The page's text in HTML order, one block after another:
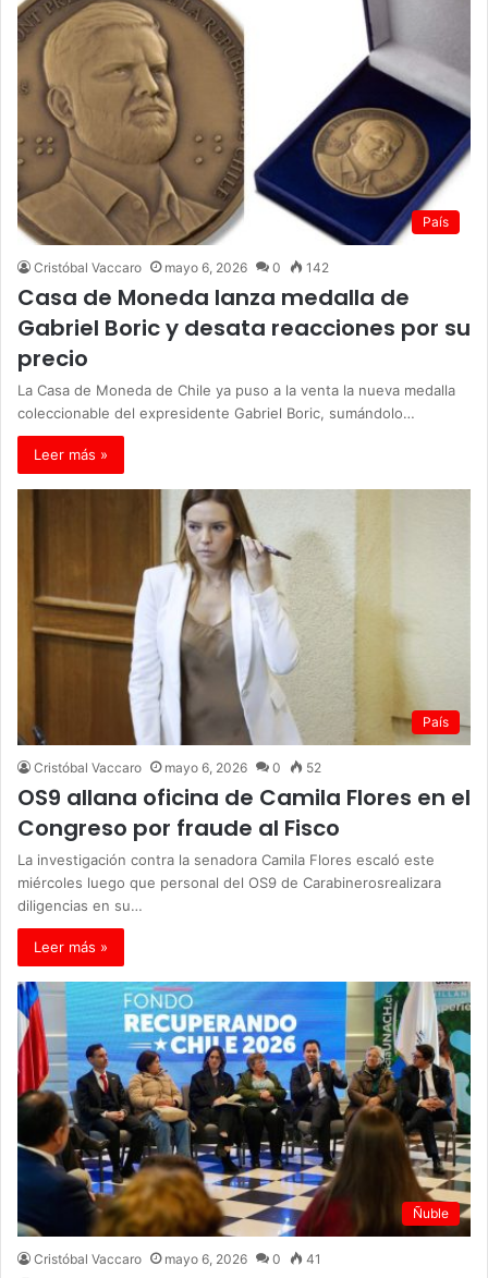
País
Cristóbal Vaccaro mayo 6, 2026 0 142
Casa de Moneda lanza medalla de
Gabriel Boric y desata reacciones por su
precio
La Casa de Moneda de Chile ya puso a la venta la nueva medalla
coleccionable del expresidente Gabriel Boric, sumándolo…
Leer más »
País
Cristóbal Vaccaro mayo 6, 2026 0 52
OS9 allana oficina de Camila Flores en el
Congreso por fraude al Fisco
La investigación contra la senadora Camila Flores escaló este
miércoles luego que personal del OS9 de Carabinerosrealizara
diligencias en su…
Leer más »
Ñuble
Cristóbal Vaccaro mayo 6, 2026 0 41